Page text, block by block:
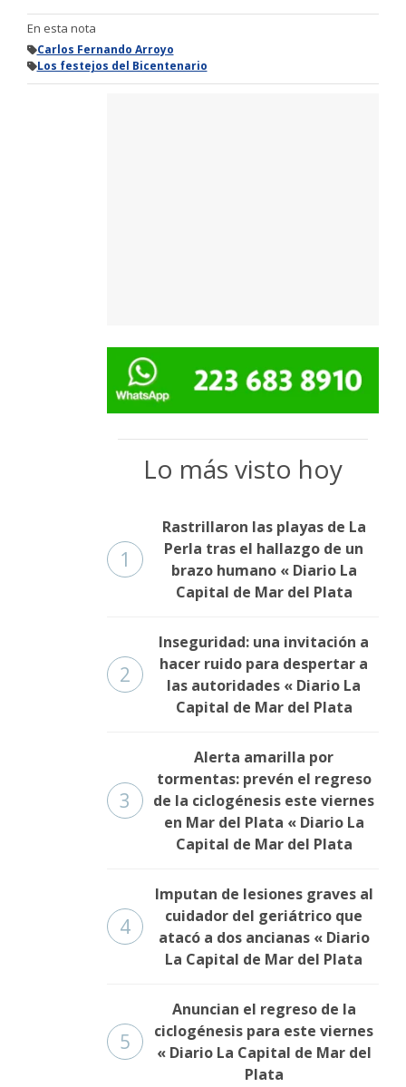
En esta nota
Carlos Fernando Arroyo
Los festejos del Bicentenario
Lo más visto hoy
1
Rastrillaron las playas de La
Perla tras el hallazgo de un
brazo humano « Diario La
Capital de Mar del Plata
2
Inseguridad: una invitación a
hacer ruido para despertar a
las autoridades « Diario La
Capital de Mar del Plata
3
Alerta amarilla por
tormentas: prevén el regreso
de la ciclogénesis este viernes
en Mar del Plata « Diario La
Capital de Mar del Plata
4
Imputan de lesiones graves al
cuidador del geriátrico que
atacó a dos ancianas « Diario
La Capital de Mar del Plata
5
Anuncian el regreso de la
ciclogénesis para este viernes
« Diario La Capital de Mar del
Plata